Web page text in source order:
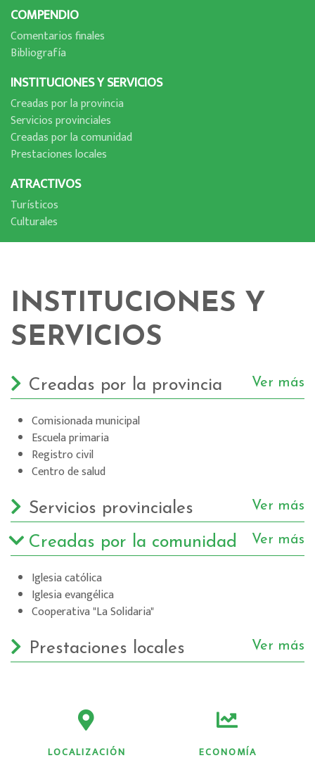
COMPENDIO
Comentarios finales
Bibliografí­a
INSTITUCIONES Y SERVICIOS
Creadas por la provincia
Servicios provinciales
Creadas por la comunidad
Prestaciones locales
ATRACTIVOS
Turí­sticos
Culturales
INSTITUCIONES Y
SERVICIOS
Creadas por la provincia Ver más
Comisionada municipal
Escuela primaria
Registro civil
Centro de salud
Servicios provinciales Ver más
Creadas por la comunidad Ver más
Iglesia católica
Iglesia evangélica
Cooperativa "La Solidaria"
Prestaciones locales Ver más
LOCALIZACIÓN ECONOMÍA